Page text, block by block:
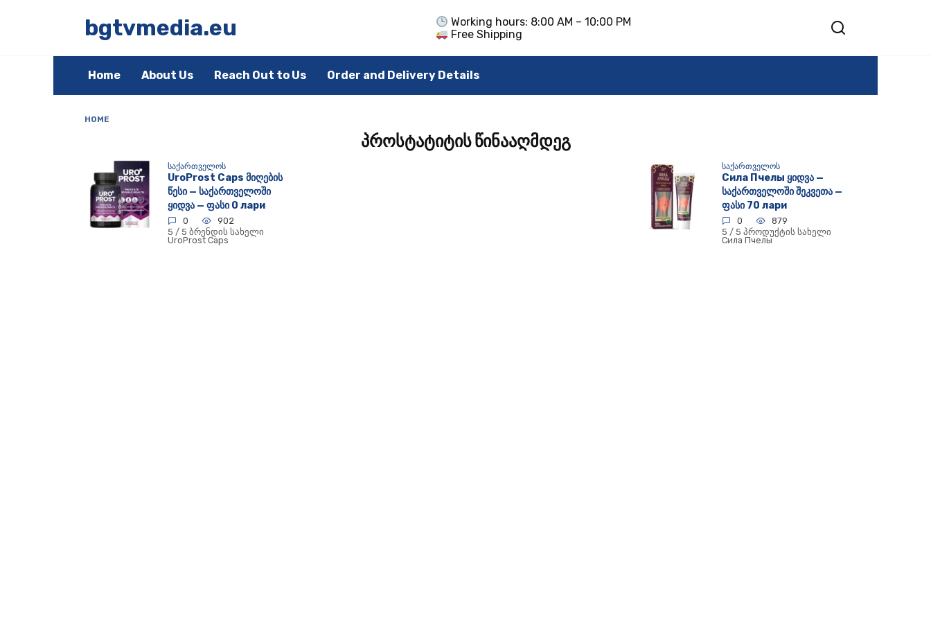
bgtvmedia.eu
Working hours: 8:00 AM – 10:00 PM
Free Shipping
Home About Us Reach Out to Us Order and Delivery Details
HOME
პროსტატიტის წინააღმდეგ
ᲡᲐᲥᲐᲠᲗᲕᲔᲚᲝᲡ
UroProst Caps მიღების
წესი — საქართველოში
ყიდვა — ფასი 0 лари
0
902
5 / 5 ბრენდის სახელი
UroProst Caps
ᲡᲐᲥᲐᲠᲗᲕᲔᲚᲝᲡ
Сила Пчелы ყიდვა —
საქართველოში შეკვეთა —
ფასი 70 лари
0
879
5 / 5 პროდუქტის სახელი
Сила Пчелы